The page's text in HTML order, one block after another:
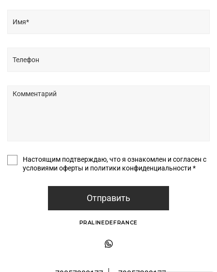
Настоящим подтверждаю, что я ознакомлен и согласен с
условиями оферты и политики конфиденциальности *
Отправить
PRALINEDEFRANCE